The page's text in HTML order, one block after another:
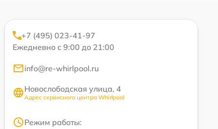
+7 (495) 023-41-97
Ежедневно с 9:00 до 21:00
info@re-whirlpool.ru
Новослободская улица, 4
Адрес сервисного центра Whirlpool
Режим работы: